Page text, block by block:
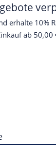
erhalte 10%
ab